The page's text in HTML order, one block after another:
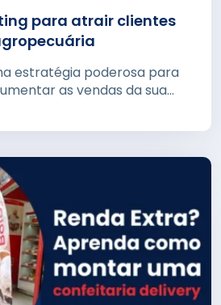
para atrair clientes
estratégia poderosa para
as vendas da sua...